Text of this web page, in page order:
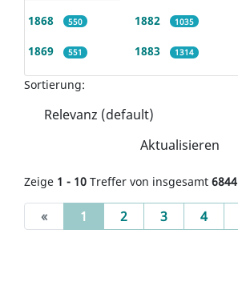
1868 550
1869 551
1882 1035
1883 1314
Sortierung:
Aktualisieren
Zeige 1 - 10 Treffer von insgesamt 6844
« 1 (current)
2 3 4